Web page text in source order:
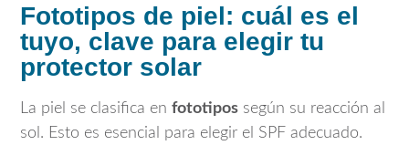
Fototipos de piel: cuál es el
tuyo, clave para elegir tu
protector solar
La piel se clasifica en fototipos según su reacción al
sol. Esto es esencial para elegir el SPF adecuado.